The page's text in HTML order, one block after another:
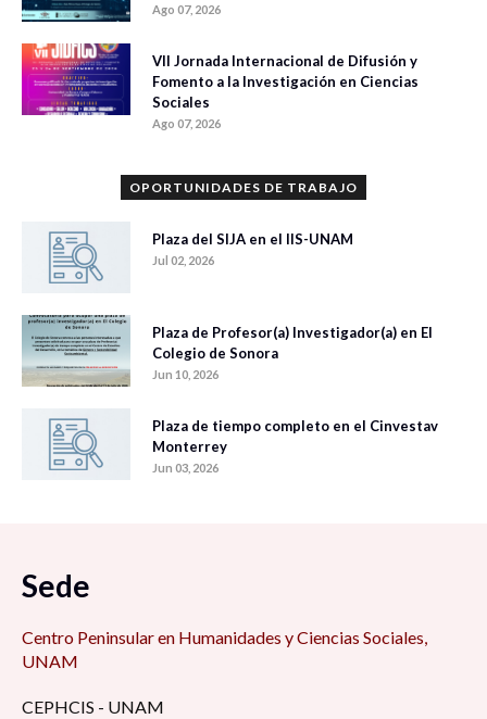
Ago 07, 2026
VII Jornada Internacional de Difusión y
Fomento a la Investigación en Ciencias
Sociales
Ago 07, 2026
OPORTUNIDADES DE TRABAJO
Plaza del SIJA en el IIS-UNAM
Jul 02, 2026
Plaza de Profesor(a) Investigador(a) en El
Colegio de Sonora
Jun 10, 2026
Plaza de tiempo completo en el Cinvestav
Monterrey
Jun 03, 2026
Sede
Centro Peninsular en Humanidades y Ciencias Sociales,
UNAM
CEPHCIS - UNAM